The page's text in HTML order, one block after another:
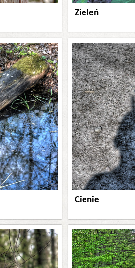
Zieleń
Cienie